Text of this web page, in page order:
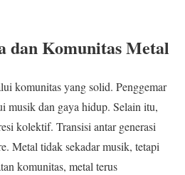
dan Komunitas Metal
komunitas yang solid. Penggemar
musik dan gaya hidup. Selain itu,
kolektif. Transisi antar generasi
Metal tidak sekadar musik, tetapi
komunitas, metal terus